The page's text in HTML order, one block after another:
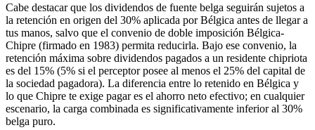
Cabe destacar que los dividendos de fuente belga seguirán sujetos a
la retención en origen del 30% aplicada por Bélgica antes de llegar a
tus manos, salvo que el convenio de doble imposición Bélgica-
Chipre (firmado en 1983) permita reducirla. Bajo ese convenio, la
retención máxima sobre dividendos pagados a un residente chipriota
es del 15% (5% si el perceptor posee al menos el 25% del capital de
la sociedad pagadora). La diferencia entre lo retenido en Bélgica y
lo que Chipre te exige pagar es el ahorro neto efectivo; en cualquier
escenario, la carga combinada es significativamente inferior al 30%
belga puro.